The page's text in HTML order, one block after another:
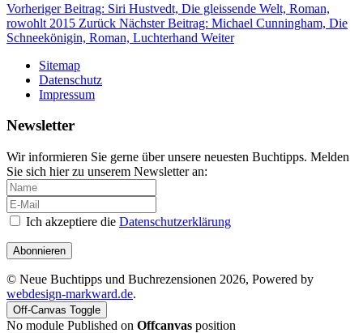
Vorheriger Beitrag: Siri Hustvedt, Die gleissende Welt, Roman,
rowohlt 2015 Zurück Nächster Beitrag: Michael Cunningham, Die
Schneekönigin, Roman, Luchterhand Weiter
Sitemap
Datenschutz
Impressum
Newsletter
Wir informieren Sie gerne über unsere neuesten Buchtipps. Melden
Sie sich hier zu unserem Newsletter an:
Ich akzeptiere die Datenschutzerklärung
Abonnieren
© Neue Buchtipps und Buchrezensionen 2026, Powered by
webdesign-markward.de.
Off-Canvas Toggle
No module Published on Offcanvas position